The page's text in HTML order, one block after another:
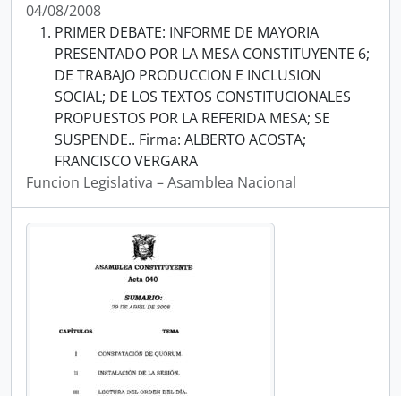
04/08/2008
PRIMER DEBATE: INFORME DE MAYORIA
PRESENTADO POR LA MESA CONSTITUYENTE 6;
DE TRABAJO PRODUCCION E INCLUSION
SOCIAL; DE LOS TEXTOS CONSTITUCIONALES
PROPUESTOS POR LA REFERIDA MESA; SE
SUSPENDE.. Firma: ALBERTO ACOSTA;
FRANCISCO VERGARA
Funcion Legislativa – Asamblea Nacional